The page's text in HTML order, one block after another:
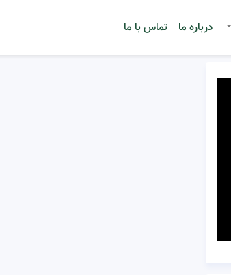
درباره ما تماس با ما